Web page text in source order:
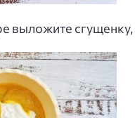
выложите